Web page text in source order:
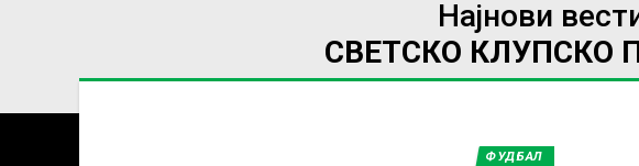
Најнови
СВЕТСКО КЛУПСКО
ФУДБАЛ
ИМПРЕСУМ